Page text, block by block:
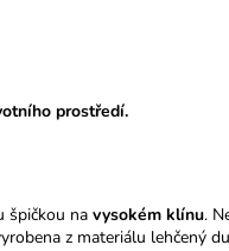
prostředí.
špičkou na vysokém klínu.
z materiálu lehčený